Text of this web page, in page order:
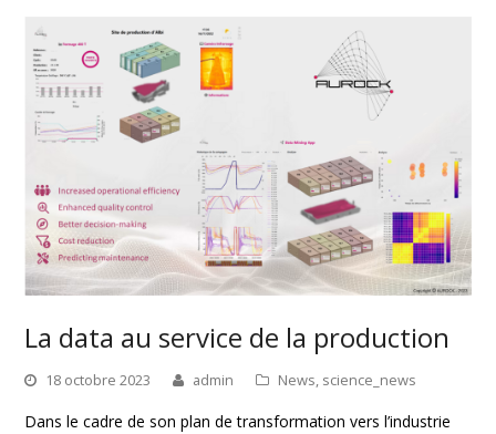
La data au service de la production
18 octobre 2023 admin News, science_news
Dans le cadre de son plan de transformation vers l’industrie